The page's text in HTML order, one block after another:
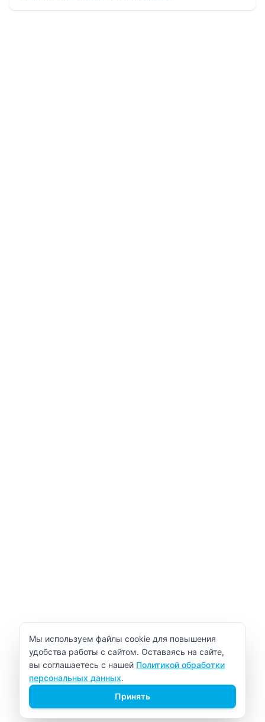
Уведомление об использовании cookie
Мы используем файлы cookie для повышения
удобства работы с сайтом. Оставаясь на сайте,
вы соглашаетесь с нашей Политикой обработки
персональных данных.
Принять